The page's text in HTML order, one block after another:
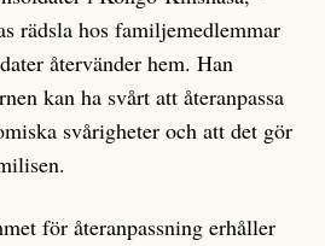
rädsla hos familjemedlemmar
återvänder hem. Han
kan ha svårt att återanpassa
svårigheter och att det gör
för återanpassning erhåller